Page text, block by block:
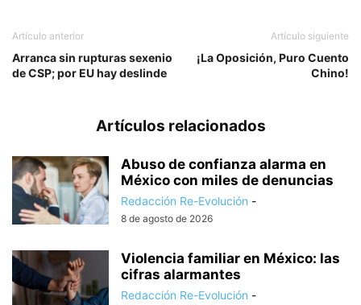
Artículo anterior
Arranca sin rupturas sexenio
de CSP; por EU hay deslinde
Artículo siguiente
¡La Oposición, Puro Cuento
Chino!
Artículos relacionados
Abuso de confianza alarma en
México con miles de denuncias
Redacción Re-Evolución -
8 de agosto de 2026
Violencia familiar en México: las
cifras alarmantes
Redacción Re-Evolución -